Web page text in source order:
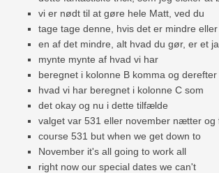
vi er nødt til at gøre hele Matt, ved du
tage tage denne, hvis det er mindre
en af ​​det mindre, alt hvad du gør, er et
mynte mynte af hvad vi har
beregnet i kolonne B komma og derefter
hvad vi har beregnet i kolonne C som
det okay og nu i dette tilfælde
valget var 531 eller november nætter og
course 531 but when we get down to
November it's all going to work all
right now our special dates we can't